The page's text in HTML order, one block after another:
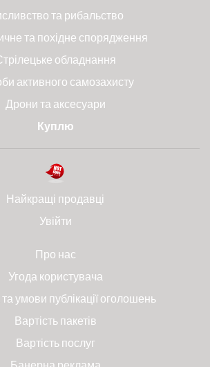
та рибальство
та похідне спорядження
обладнання
активного самозахисту
Дрони та аксесуари
Куплю
Найкращі продавці
Увійти
Про нас
Угода користувача
умови публікації оголошень
Вартість пакетів
Вартість послуг